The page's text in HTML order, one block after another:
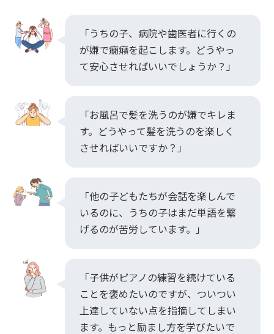
「うちの子、病院や歯医者に行くの
が嫌で癇癪を起こします。どうやっ
て安心させればいいでしょうか？」
「お風呂で髪を洗うのが嫌でキレま
す。どうやって髪を洗うのを楽しく
させればいいですか？」
「他の子どもたちが会話を楽しんで
いるのに、うちの子はまだ単語を繋
げるのが苦労しています。」
「子供がピアノの練習を続けている
ことを褒めたいのですが、ついつい
上達していない点を指摘してしまい
ます。もっと励まし方を学びたいで